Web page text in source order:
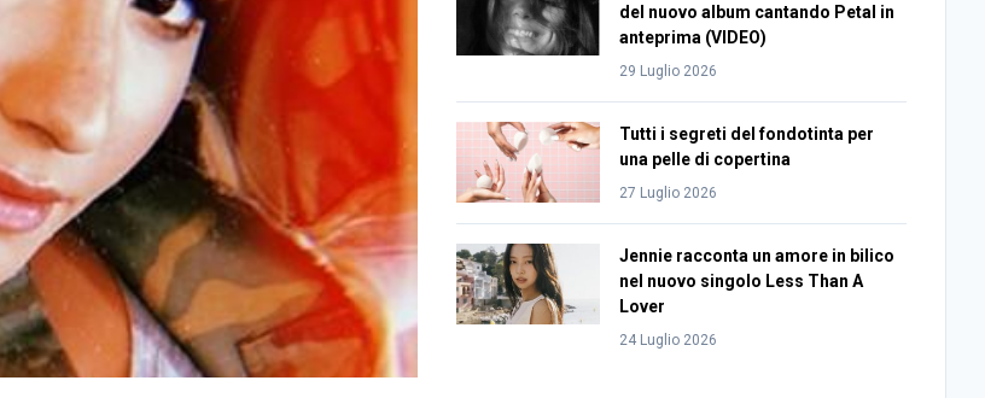
del nuovo album cantando Petal in
anteprima (VIDEO)
29 Luglio 2026
Tutti i segreti del fondotinta per
una pelle di copertina
27 Luglio 2026
Jennie racconta un amore in bilico
nel nuovo singolo Less Than A
Lover
24 Luglio 2026